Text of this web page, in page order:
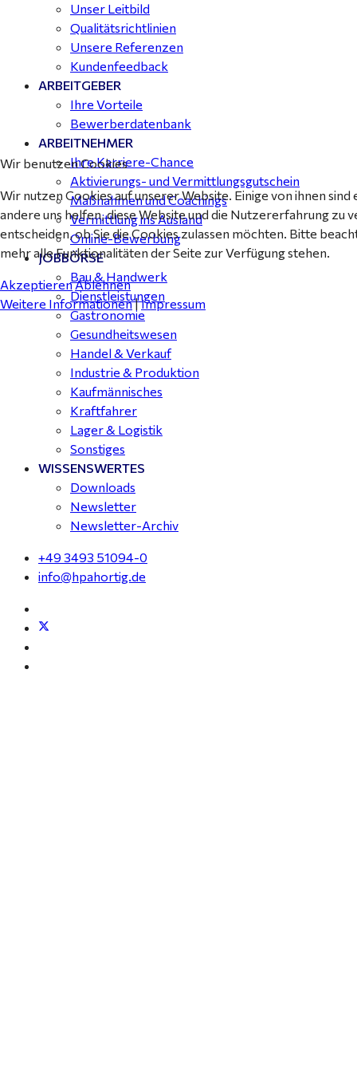
Unser Leitbild
Qualitätsrichtlinien
Unsere Referenzen
Kundenfeedback
ARBEITGEBER
Ihre Vorteile
Bewerberdatenbank
ARBEITNEHMER
Ihre Karriere-Chance
Aktivierungs- und Vermittlungsgutschein
Maßnahmen und Coachings
Vermittlung ins Ausland
Online-Bewerbung
JOBBÖRSE
Bau & Handwerk
Dienstleistungen
Gastronomie
Gesundheitswesen
Handel & Verkauf
Industrie & Produktion
Kaufmännisches
Kraftfahrer
Lager & Logistik
Sonstiges
WISSENSWERTES
Downloads
Newsletter
Newsletter-Archiv
+49 3493 51094-0
info@hpahortig.de
Wir benutzen Cookies
Wir nutzen Cookies auf unserer Website. Einige von ihnen
andere uns helfen, diese Website und die Nutzererfahrung zu
entscheiden, ob Sie die Cookies zulassen möchten. Bitte
mehr alle Funktionalitäten der Seite zur Verfügung stehen.
AkzeptierenAblehnen
Weitere Informationen|Impressum